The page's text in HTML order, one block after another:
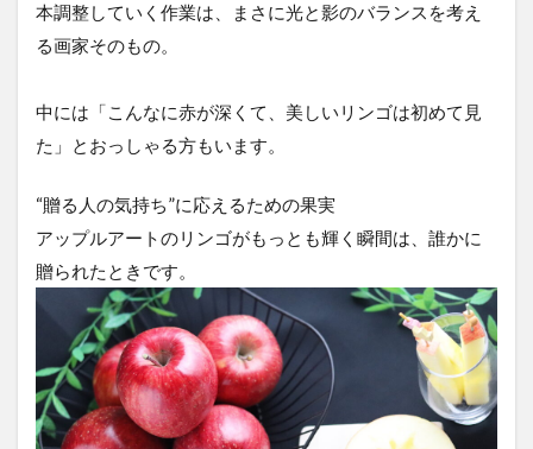
本調整していく作業は、まさに光と影のバランスを考え
る画家そのもの。
中には「こんなに赤が深くて、美しいリンゴは初めて見
た」とおっしゃる方もいます。
“贈る人の気持ち”に応えるための果実
アップルアートのリンゴがもっとも輝く瞬間は、誰かに
贈られたときです。